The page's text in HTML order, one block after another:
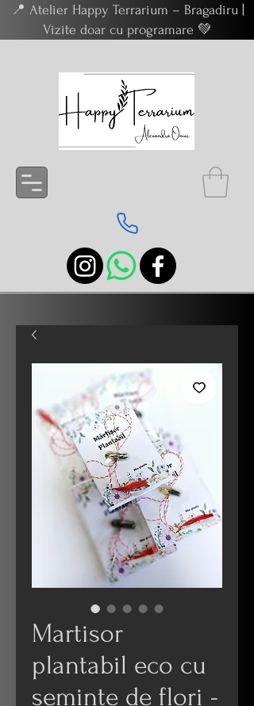
📍 Atelier Happy Terrarium – Bragadiru |
Vizite doar cu programare 💚
Martisor
plantabil eco cu
seminte de flori -